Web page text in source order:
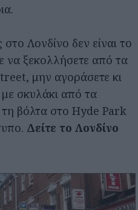
Λονδίνο δεν είναι το
να ξεκολλήσετε από τα
μην αγοράσετε κι
σκυλάκι από τα
βόλτα στο Hyde Park
Δείτε το Λονδίνο